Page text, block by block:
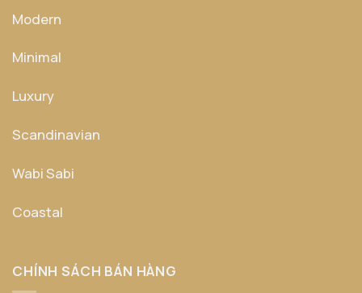
Modern
Minimal
Luxury
Scandinavian
Wabi Sabi
Coastal
CHÍNH SÁCH BÁN HÀNG